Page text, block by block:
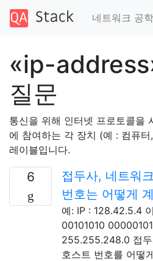
네트워크 공학
«ip-
질문
통신을 위해 인터넷 프로토콜을
에 참여하는 각 장치 (예 : 컴퓨
레이블입니다.
6
접두사, 네트워
번호는 어떻게
예: IP : 128.42.5.4
00101010
255.255.248.0 접두
호스트 번호를 어떻